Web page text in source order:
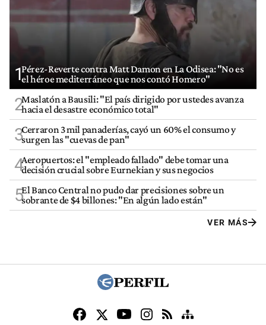
1Pérez-Reverte contra Matt Damon en La Odisea: "No es
el héroe mediterráneo que nos contó Homero"
2Maslatón a Bausili: "El país dirigido por ustedes avanza
hacia el desastre económico total"
3Cerraron 3 mil panaderías, cayó un 60% el consumo y
surgen las "cuevas de pan"
4Aeropuertos: el "empleado fallado" debe tomar una
decisión crucial sobre Eurnekian y sus negocios
5El Banco Central no pudo dar precisiones sobre un
sobrante de $4 billones: "En algún lado están"
VER MÁS